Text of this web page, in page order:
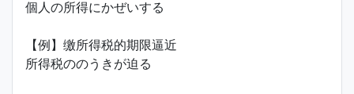
個人の所得にかぜいする
【例】缴所得税的期限逼近
所得税ののうきが迫る